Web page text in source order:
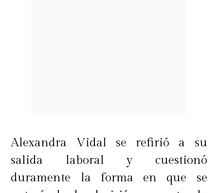
Alexandra Vidal se refirió a su
salida laboral y cuestionó
duramente la forma en que se